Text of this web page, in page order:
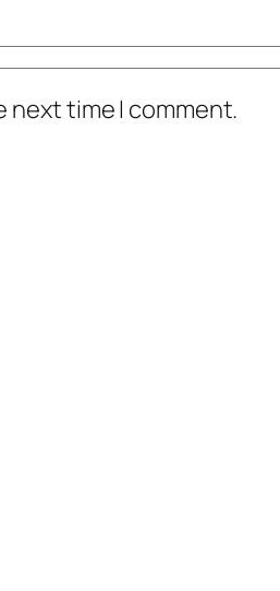
next time I comment.